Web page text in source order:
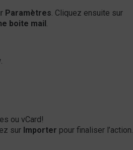
Paramètres. Cliquez ensuite sur
boite mail.
.
ou vCard!
sur Importer pour finaliser l’action.